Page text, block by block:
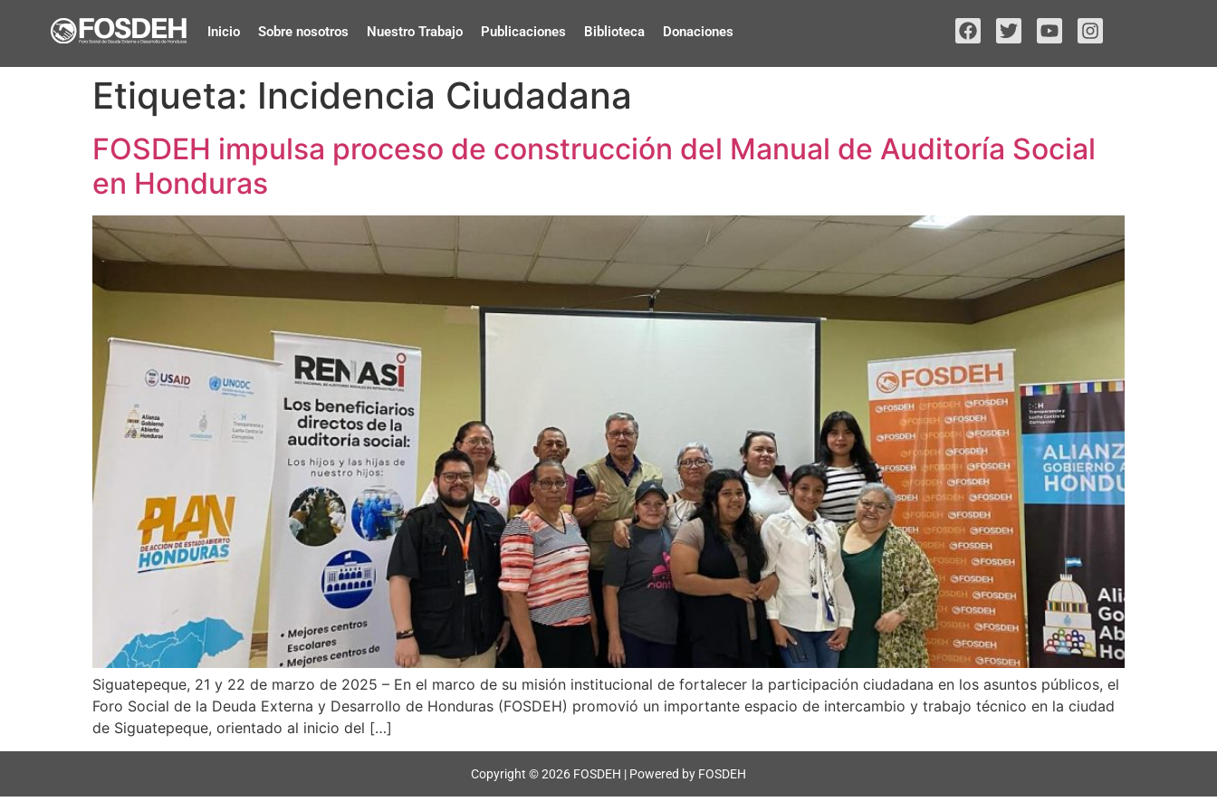
Inicio Sobre nosotros Nuestro Trabajo Publicaciones Biblioteca Donaciones
Etiqueta: Incidencia Ciudadana
FOSDEH impulsa proceso de construcción del Manual de Auditoría Social
en Honduras
Siguatepeque, 21 y 22 de marzo de 2025 – En el marco de su misión institucional de fortalecer la participación ciudadana en los asuntos públicos, el
Foro Social de la Deuda Externa y Desarrollo de Honduras (FOSDEH) promovió un importante espacio de intercambio y trabajo técnico en la ciudad
de Siguatepeque, orientado al inicio del […]
Copyright © 2026 FOSDEH | Powered by FOSDEH